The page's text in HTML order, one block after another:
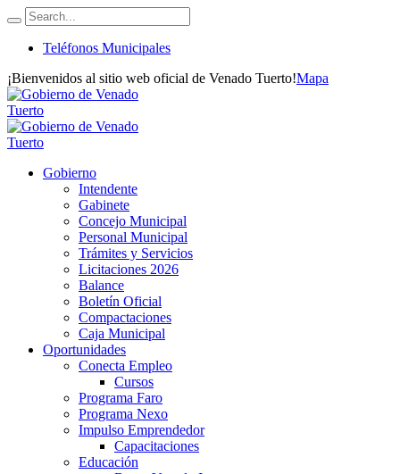
Teléfonos Municipales
¡Bienvenidos al sitio web oficial de Venado Tuerto!Mapa
Gobierno
Intendente
Gabinete
Concejo Municipal
Personal Municipal
Trámites y Servicios
Licitaciones 2026
Balance
Boletín Oficial
Compactaciones
Caja Municipal
Oportunidades
Conecta Empleo
Cursos
Programa Faro
Programa Nexo
Impulso Emprendedor
Capacitaciones
Educación